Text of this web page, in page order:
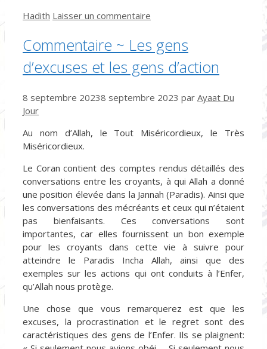
Catégories
Hadith Laisser un commentaire
Commentaire ~ Les gens
d’excuses et les gens d’action
8 septembre 20238 septembre 2023 par Ayaat Du
Jour
Au nom d’Allah, le Tout Miséricordieux, le Très
Miséricordieux.
Le Coran contient des comptes rendus détaillés des
conversations entre les croyants, à qui Allah a donné
une position élevée dans la Jannah (Paradis). Ainsi que
les conversations des mécréants et ceux qui n’étaient
pas bienfaisants. Ces conversations sont
importantes, car elles fournissent un bon exemple
pour les croyants dans cette vie à suivre pour
atteindre le Paradis Incha Allah, ainsi que des
exemples sur les actions qui ont conduits à l’Enfer,
qu’Allah nous protège.
Une chose que vous remarquerez est que les
excuses, la procrastination et le regret sont des
caractéristiques des gens de l’Enfer. Ils se plaignent: